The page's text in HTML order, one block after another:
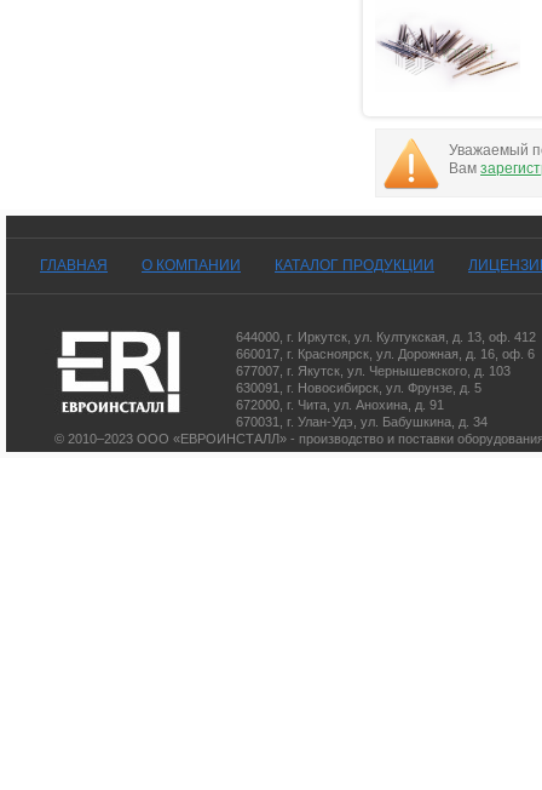
Уважаемый
Вам
ГЛАВНАЯ О КОМПАНИИ КАТАЛОГ ПРОДУКЦИИ
644000 г. Иркутск ул. Култукская, д. 13 , оф. 412
660017 г. Красноярск ул. Дорожная, д. 16, оф. 6
677007 г. Якутск ул. Чернышевского, д. 103
630091
г. Новосибирск ул. Фрунзе, д. 5
672000 г. Чита ул. Анохина, д. 91
670031
г. Улан-Удэ ул. Бабушкина, д. 34
© 2010–2023 ООО «ЕВРОИНСТАЛЛ» - производство и поставки оборудования